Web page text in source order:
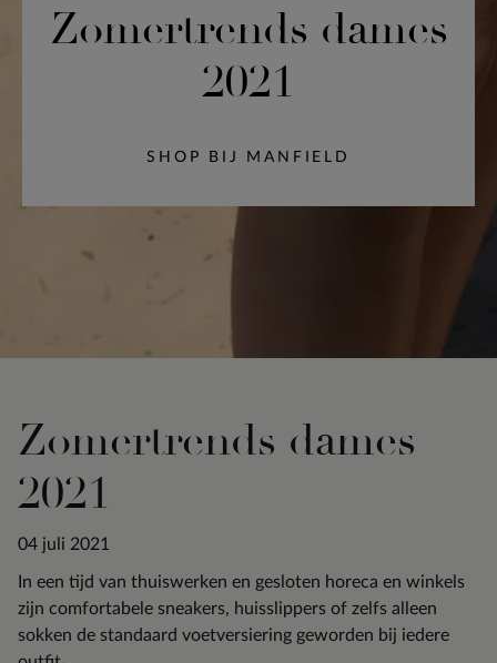
Zomertrends dames
2021
04 juli 2021
In een tijd van thuiswerken en gesloten horeca en winkels
zijn comfortabele sneakers, huisslippers of zelfs alleen
sokken de standaard voetversiering geworden bij iedere
Zomertrends dames
2021
SHOP BIJ MANFIELD